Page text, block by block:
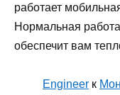
работает
Нормальная
обеспечит вам
Engineer к